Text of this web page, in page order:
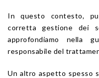
In questo contesto,
corretta gestione dei
approfondiamo nella
responsabile del
Un altro aspetto spesso